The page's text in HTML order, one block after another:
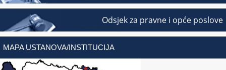
Odsjek za pravne i opće poslove
MAPA USTANOVA/INSTITUCIJA